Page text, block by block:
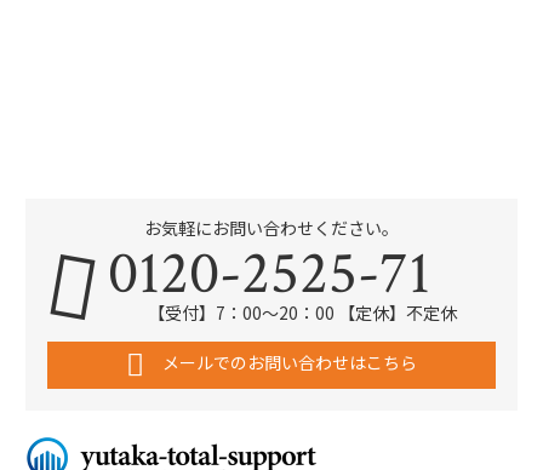
お気軽にお問い合わせください。
0120-2525-71
【受付】7：00～20：00 【定休】不定休
メールでのお問い合わせはこちら